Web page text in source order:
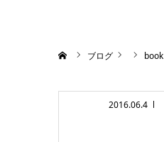
ブログ book
2016.06.4